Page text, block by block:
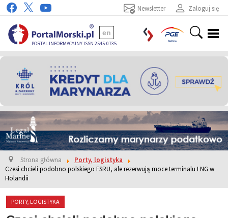
Zaloguj się
Newsletter
PORTAL INFORMACYJNY ISSN 2545-0735
en
Strona główna
Porty, logistyka
Czesi chcieli podobno polskiego FSRU, ale rezerwują moce terminalu LNG w
Holandii
PORTY, LOGISTYKA